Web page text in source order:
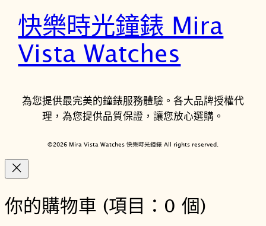
快樂時光鐘錶 Mira
Vista Watches
為您提供最完美的鐘錶服務體驗。各大品牌授權代
理，為您提供品質保證，讓您放心選購。
©2026 Mira Vista Watches 快樂時光鐘錶 All rights reserved.
你的購物車 (項目：0 個)